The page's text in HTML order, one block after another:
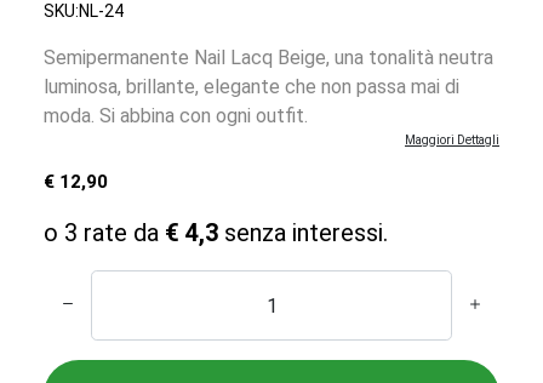
SKU:NL-24
Semipermanente Nail Lacq Beige, una tonalità neutra
luminosa, brillante, elegante che non passa mai di
moda. Si abbina con ogni outfit.
Maggiori Dettagli
€ 12,90
o 3 rate da € 4,3 senza interessi.